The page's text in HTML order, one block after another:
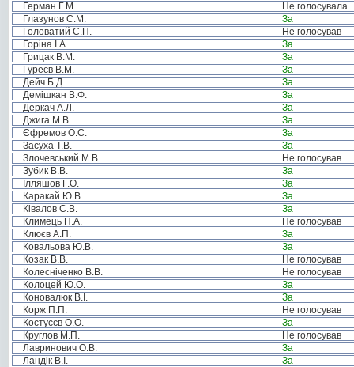
Герман Г.М.
Не голосувала
Глазунов С.М.
За
Головатий С.П.
Не голосував
Горіна І.А.
За
Грицак В.М.
За
Гуреєв В.М.
За
Дейч Б.Д.
За
Демішкан В.Ф.
За
Деркач А.Л.
За
Джига М.В.
За
Єфремов О.С.
За
Засуха Т.В.
За
Злочевський М.В.
Не голосував
Зубик В.В.
За
Ілляшов Г.О.
За
Каракай Ю.В.
За
Ківалов С.В.
За
Климець П.А.
Не голосував
Клюєв А.П.
За
Ковальова Ю.В.
За
Козак В.В.
Не голосував
Колесніченко В.В.
Не голосував
Колоцей Ю.О.
За
Коновалюк В.І.
За
Корж П.П.
Не голосував
Костусєв О.О.
За
Круглов М.П.
Не голосував
Лавринович О.В.
За
Ландік В.І.
За